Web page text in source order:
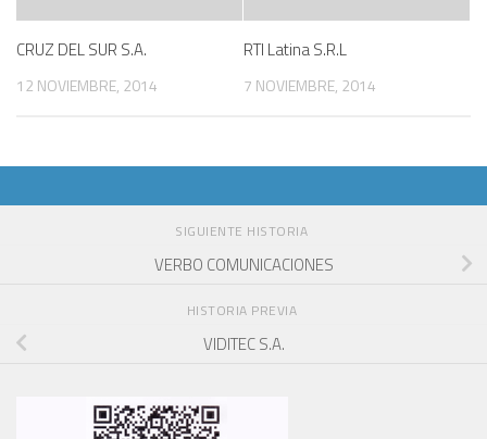
CRUZ DEL SUR S.A.
12 NOVIEMBRE, 2014
RTI Latina S.R.L
7 NOVIEMBRE, 2014
SIGUIENTE HISTORIA
VERBO COMUNICACIONES
HISTORIA PREVIA
VIDITEC S.A.